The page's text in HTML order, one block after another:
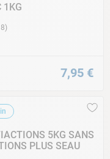
1KG
)
7,95 €
5KG SANS
PLUS SEAU